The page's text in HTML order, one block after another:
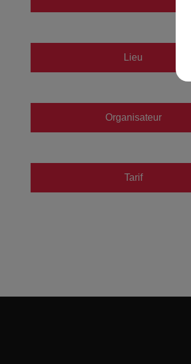
Lieu
Organisateur
Tarif